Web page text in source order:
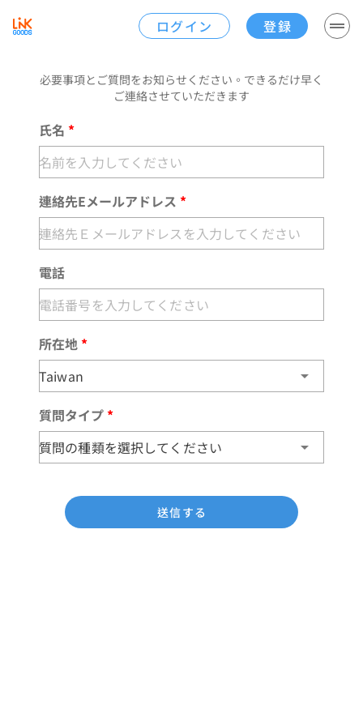
ログイン 登録
何か問題がおありですか？
必要事項とご質問をお知らせください。できるだけ早く
ご連絡させていただきます
氏名 *
連絡先Eメールアドレス *
電話
所在地 *
Taiwan
質問タイプ *
質問の種類を選択してください
送信する